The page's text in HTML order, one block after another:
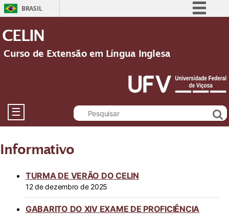
BRASIL
Participe
Acesso à informação
Legislação
Canais
CELIN
Curso de Extensão em Língua Inglesa
☰
Informativo
TURMA DE VERÃO DO CELIN
12 de dezembro de 2025
GABARITO DO XIV EXAME DE PROFICIÊNCIA